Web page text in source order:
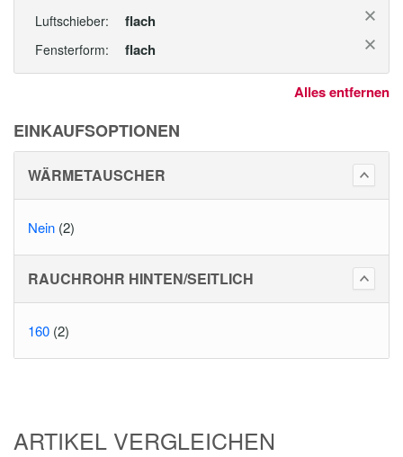
Luftschieber: flach
Fensterform: flach
Alles entfernen
EINKAUFSOPTIONEN
WÄRMETAUSCHER
Nein (2)
RAUCHROHR HINTEN/SEITLICH
160 (2)
ARTIKEL VERGLEICHEN